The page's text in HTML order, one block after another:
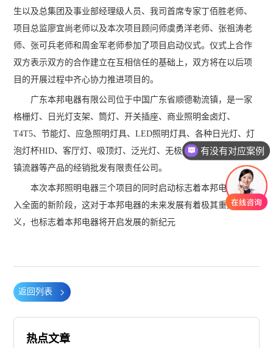
生以及总集团及事业部经理级人员、我司首席专家丁佰胜老师、
项目总监廖宜尚老师以及本次项目顾问师虞勇洋老师、张祖涛老
师、张可兵老师和周金军老师参加了项目启动仪式。仪式上合作
双方表示双方的合作建立在互相信任的基础上，双方将在以后项
目的开展过程中齐心协力推进项目的。
广东本邦电器有限公司位于中国广东省顺德勒流镇，是一家
格栅灯、日光灯支架、筒灯、开关插座、商业照明金卤灯、
T4T5、节能灯、应急照明灯具、LED照明灯具、各种日光灯、灯
泡灯杯HID、客厅灯、吸顶灯、泛光灯、无极灯、防爆灯具、各种
镇流器等产品的经销批发有限责任公司。
本次本邦照明电器三个项目的同时启动标志着本邦电器将进
入全面的新阶段，这对于本邦电器的未来发展有着极其重大的意
义，也标志着本邦电器将开启发展的新纪元
返回列表
热点文章
有没有对应案例